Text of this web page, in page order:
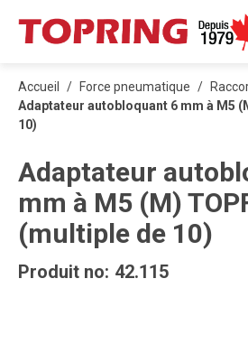
PASSER AU CONTENU PRINCIPAL
Accueil / Force pneumatique /
Adaptateur autobloquant 6 mm à M5
10)
Adaptateur
mm à M5 (M)
(multiple de 10)
Produit no: 42.115